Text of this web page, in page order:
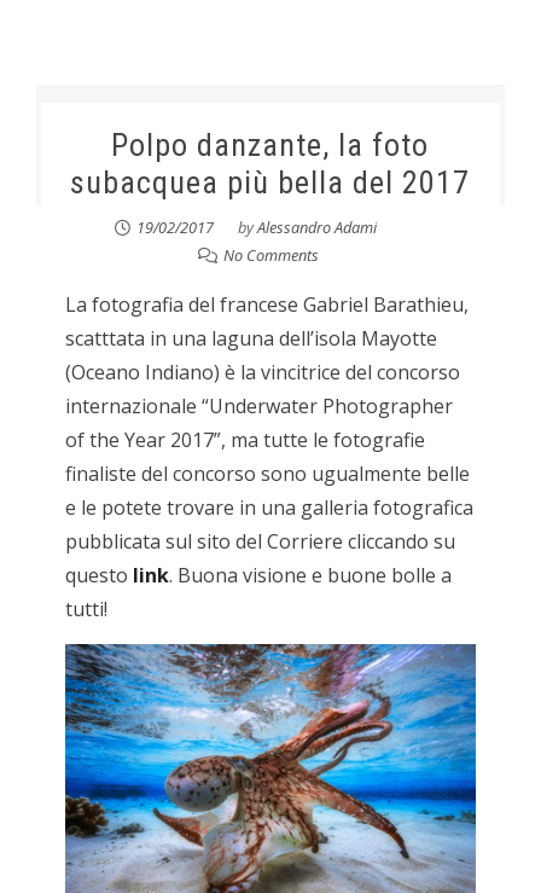
Polpo danzante, la foto
subacquea più bella del 2017
19/02/2017 byAlessandro Adami
No Comments
La fotografia del francese Gabriel Barathieu,
scatttata in una laguna dell’isola Mayotte
(Oceano Indiano) è la vincitrice del concorso
internazionale “Underwater Photographer
of the Year 2017”, ma tutte le fotografie
finaliste del concorso sono ugualmente belle
e le potete trovare in una galleria fotografica
pubblicata sul sito del Corriere cliccando su
questo link. Buona visione e buone bolle a
tutti!